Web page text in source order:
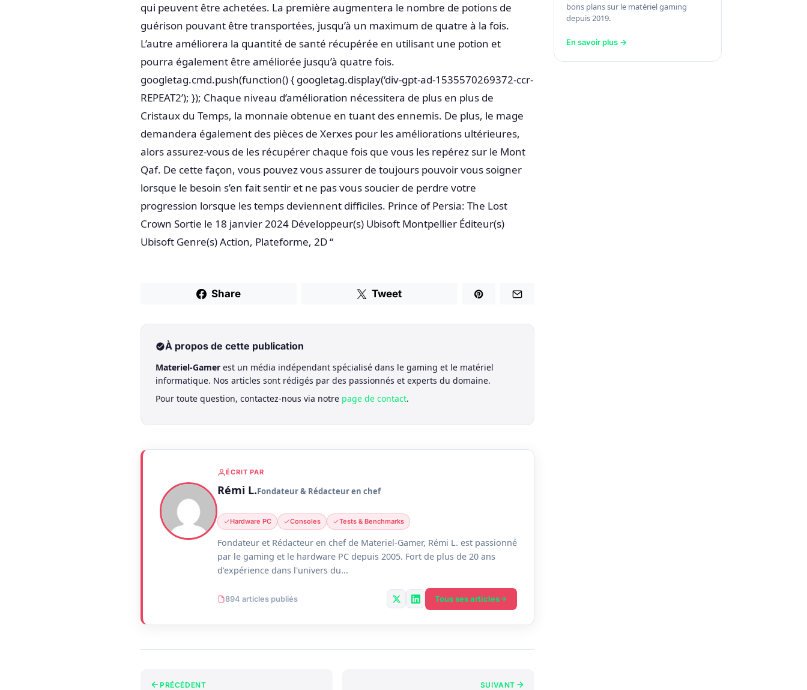
qui peuvent être achetées. La première augmentera le nombre de potions de
guérison pouvant être transportées, jusqu’à un maximum de quatre à la fois.
L’autre améliorera la quantité de santé récupérée en utilisant une potion et
pourra également être améliorée jusqu’à quatre fois.
googletag.cmd.push(function() { googletag.display(‘div-gpt-ad-1535570269372-ccr-
REPEAT2’); }); Chaque niveau d’amélioration nécessitera de plus en plus de
Cristaux du Temps, la monnaie obtenue en tuant des ennemis. De plus, le mage
demandera également des pièces de Xerxes pour les améliorations ultérieures,
alors assurez-vous de les récupérer chaque fois que vous les repérez sur le Mont
Qaf. De cette façon, vous pouvez vous assurer de toujours pouvoir vous soigner
lorsque le besoin s’en fait sentir et ne pas vous soucier de perdre votre
progression lorsque les temps deviennent difficiles. Prince of Persia: The Lost
Crown Sortie le 18 janvier 2024 Développeur(s) Ubisoft Montpellier Éditeur(s)
Ubisoft Genre(s) Action, Plateforme, 2D “
Share Tweet
À propos de cette publication
Materiel-Gamer est un média indépendant spécialisé dans le gaming et le matériel
informatique. Nos articles sont rédigés par des passionnés et experts du domaine.
Pour toute question, contactez-nous via notre page de contact.
ÉCRIT PAR
Rémi L.Fondateur & Rédacteur en chef
Hardware PC Consoles Tests & Benchmarks
Fondateur et Rédacteur en chef de Materiel-Gamer, Rémi L. est passionné
par le gaming et le hardware PC depuis 2005. Fort de plus de 20 ans
d'expérience dans l'univers du...
894 articles publiés Tous ses articles
PRÉCÉDENT SUIVANT
bons plans sur le matériel gaming
depuis 2019.
En savoir plus →